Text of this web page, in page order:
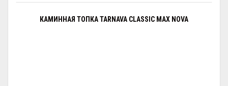
КАМИННАЯ ТОПКА TARNAVA CLASSIC MAX NOVA